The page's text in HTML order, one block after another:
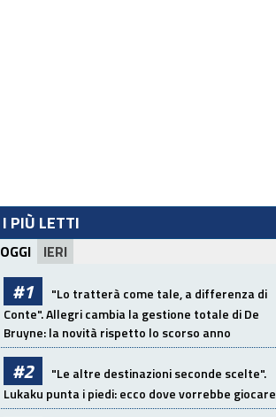
I PIÙ LETTI
OGGI IERI
#1
"Lo tratterà come tale, a differenza di
Conte". Allegri cambia la gestione totale di De
Bruyne: la novità rispetto lo scorso anno
#2
"Le altre destinazioni seconde scelte".
Lukaku punta i piedi: ecco dove vorrebbe giocare